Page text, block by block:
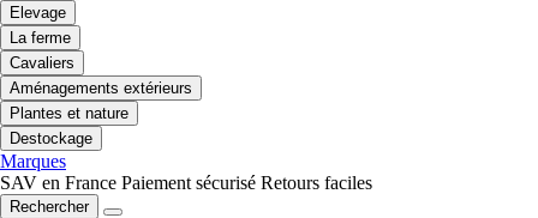
Elevage
La ferme
Cavaliers
Aménagements extérieurs
Plantes et nature
Destockage
Marques
SAV en France Paiement sécurisé Retours faciles
Rechercher